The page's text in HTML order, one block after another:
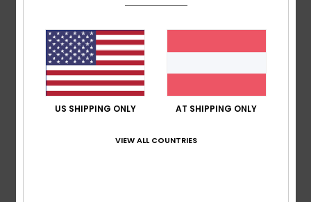
6. Juli 2026
bequem
Original anzeigen - Português
Komfort: 4/5 Preis-Leistungs-Verhältnis
Material: 4/5 Farbe: 5/5
5/5
US SHIPPING ONLY AT SHIPPING ONLY
VIEW ALL COUNTRIES